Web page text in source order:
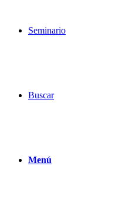
Seminario
Buscar
Menú